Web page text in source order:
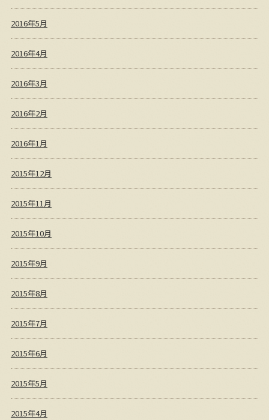
2016年5月
2016年4月
2016年3月
2016年2月
2016年1月
2015年12月
2015年11月
2015年10月
2015年9月
2015年8月
2015年7月
2015年6月
2015年5月
2015年4月